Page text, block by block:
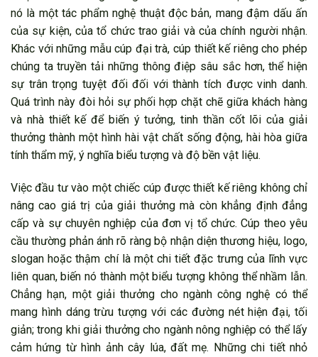
nó là một tác phẩm nghệ thuật độc bản, mang đậm dấu ấn
của sự kiện, của tổ chức trao giải và của chính người nhận.
Khác với những mẫu cúp đại trà, cúp thiết kế riêng cho phép
chúng ta truyền tải những thông điệp sâu sắc hơn, thể hiện
sự trân trọng tuyệt đối đối với thành tích được vinh danh.
Quá trình này đòi hỏi sự phối hợp chặt chẽ giữa khách hàng
và nhà thiết kế để biến ý tưởng, tinh thần cốt lõi của giải
thưởng thành một hình hài vật chất sống động, hài hòa giữa
tính thẩm mỹ, ý nghĩa biểu tượng và độ bền vật liệu.
Việc đầu tư vào một chiếc cúp được thiết kế riêng không chỉ
nâng cao giá trị của giải thưởng mà còn khẳng định đẳng
cấp và sự chuyên nghiệp của đơn vị tổ chức. Cúp theo yêu
cầu thường phản ánh rõ ràng bộ nhận diện thương hiệu, logo,
slogan hoặc thậm chí là một chi tiết đặc trưng của lĩnh vực
liên quan, biến nó thành một biểu tượng không thể nhầm lẫn.
Chẳng hạn, một giải thưởng cho ngành công nghệ có thể
mang hình dáng trừu tượng với các đường nét hiện đại, tối
giản; trong khi giải thưởng cho ngành nông nghiệp có thể lấy
cảm hứng từ hình ảnh cây lúa, đất mẹ. Những chi tiết nhỏ